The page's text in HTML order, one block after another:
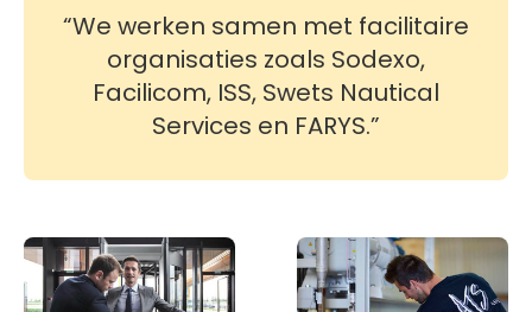
We werken samen met facilitaire
organisaties zoals Sodexo,
Facilicom, ISS, Swets Nautical
Services en FARYS.